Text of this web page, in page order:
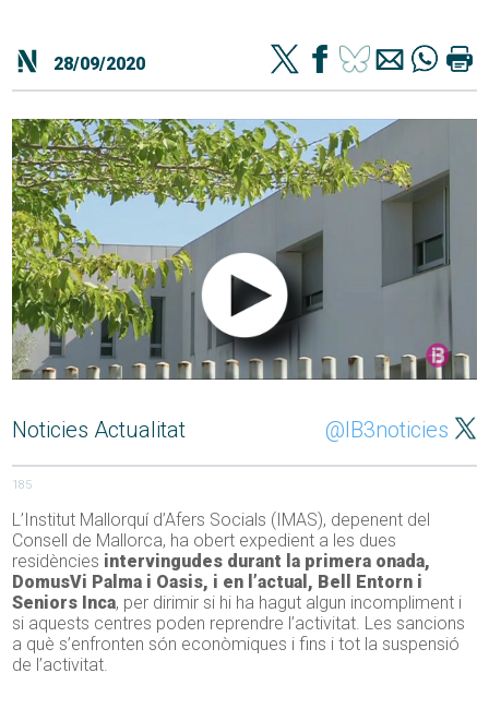
28/09/2020
Noticies Actualitat @IB3noticies
185
L’Institut Mallorquí d’Afers Socials (IMAS), depenent del
Consell de Mallorca, ha obert expedient a les dues
residències intervingudes durant la primera onada,
DomusVi Palma i Oasis, i en l’actual, Bell Entorn i
Seniors Inca, per dirimir si hi ha hagut algun incompliment i
si aquests centres poden reprendre l’activitat. Les sancions
a què s’enfronten són econòmiques i fins i tot la suspensió
de l’activitat.